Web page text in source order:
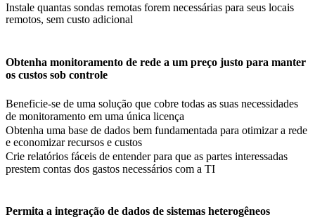
Instale quantas sondas remotas forem necessárias para seus locais
remotos, sem custo adicional
Obtenha monitoramento de rede a um preço justo para manter
os custos sob controle
Beneficie-se de uma solução que cobre todas as suas necessidades
de monitoramento em uma única licença
Obtenha uma base de dados bem fundamentada para otimizar a rede
e economizar recursos e custos
Crie relatórios fáceis de entender para que as partes interessadas
prestem contas dos gastos necessários com a TI
Permita a integração de dados de sistemas heterogêneos